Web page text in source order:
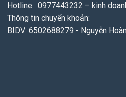
Hotline : 0977443232 – kinh
Thông tin chuyển khoản:
BIDV: 6502688279 - Nguyễn